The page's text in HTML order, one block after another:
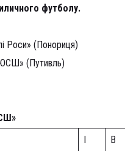
футболу.
Роси» (Понориця)
(Путивль)
І В